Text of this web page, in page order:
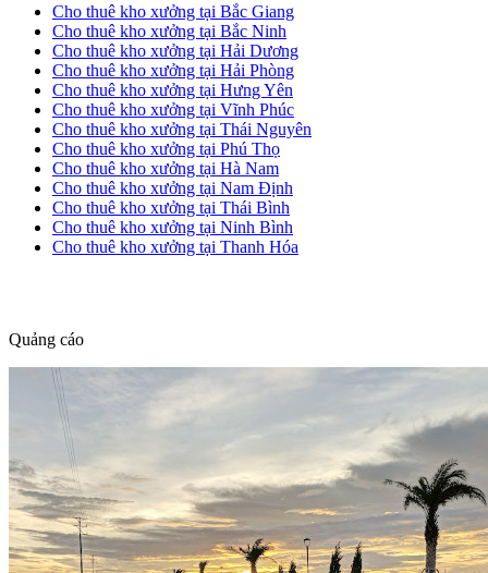
Cho thuê kho xưởng tại Bắc Giang
Cho thuê kho xưởng tại Bắc Ninh
Cho thuê kho xưởng tại Hải Dương
Cho thuê kho xưởng tại Hải Phòng
Cho thuê kho xưởng tại Hưng Yên
Cho thuê kho xưởng tại Vĩnh Phúc
Cho thuê kho xưởng tại Thái Nguyên
Cho thuê kho xưởng tại Phú Thọ
Cho thuê kho xưởng tại Hà Nam
Cho thuê kho xưởng tại Nam Định
Cho thuê kho xưởng tại Thái Bình
Cho thuê kho xưởng tại Ninh Bình
Cho thuê kho xưởng tại Thanh Hóa
Quảng cáo